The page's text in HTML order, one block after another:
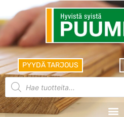
PYYDÄ TARJOUS